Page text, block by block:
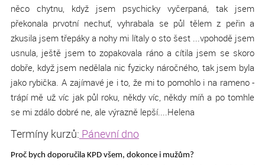
něco chytnu, když jsem psychicky vyčerpaná, tak jsem
překonala prvotní nechuť, vyhrabala se půl tělem z peřin a
zkusila jsem třepáky a nohy mi lítaly o sto šest ...vpohodě jsem
usnula, ještě jsem to zopakovala ráno a cítila jsem se skoro
dobře, když jsem nedělala nic fyzicky náročného, tak jsem byla
jako rybička. A zajímavé je i to, že mi to pomohlo i na rameno -
trápí mě už víc jak půl roku, někdy víc, někdy míň a po tomhle
se mi zdálo dobré ne, ale výrazně lepší.... Helena
Termíny kurzů: Pánevní dno
Proč bych doporučila KPD všem, dokonce i mužům?